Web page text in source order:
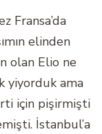
Fransa’da
elinden
olan Elio ne
yiyorduk ama
için pişirmişti
İstanbul’a